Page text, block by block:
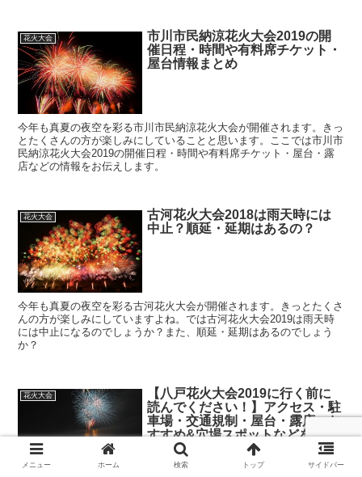
花火大会
市川市民納涼花火大会2019の開
催日程・時間や有料席チケット・
屋台情報まとめ
今年も真夏の夜空を彩る市川市民納涼花火大会が開催されます。きっ
とたくさんの方が楽しみにしていることと思います。ここでは市川市
民納涼花火大会2019の開催日程・時間や有料席チケット・屋台・露
店などの情報をお伝えします。
花火大会
古河花火大会2018は雨天時には
中止？順延・延期はあるの？
今年も真夏の夜空を彩る古河花火大会が開催されます。きっとたくさ
んの方が楽しみにしていますよね。では古河花火大会2019は雨天時
には中止になるのでしょうか？また、順延・延期はあるのでしょう
か？
花火大会
【八戸花火大会2019に行く前に
読んでください！】アクセス・駐
車場・交通規制・屋台・露店・お
すすめ&穴場スポットなどを徹底
解説！
メニュー ホーム 検索 トップ サイドバー